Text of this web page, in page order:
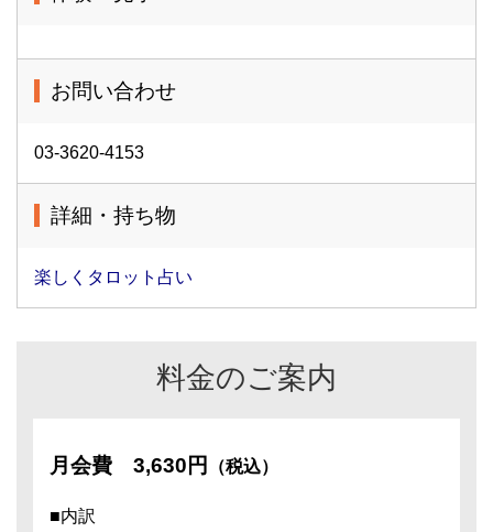
お問い合わせ
03-3620-4153
詳細・持ち物
楽しくタロット占い
料金のご案内
月会費 3,630円 （税込）
■内訳